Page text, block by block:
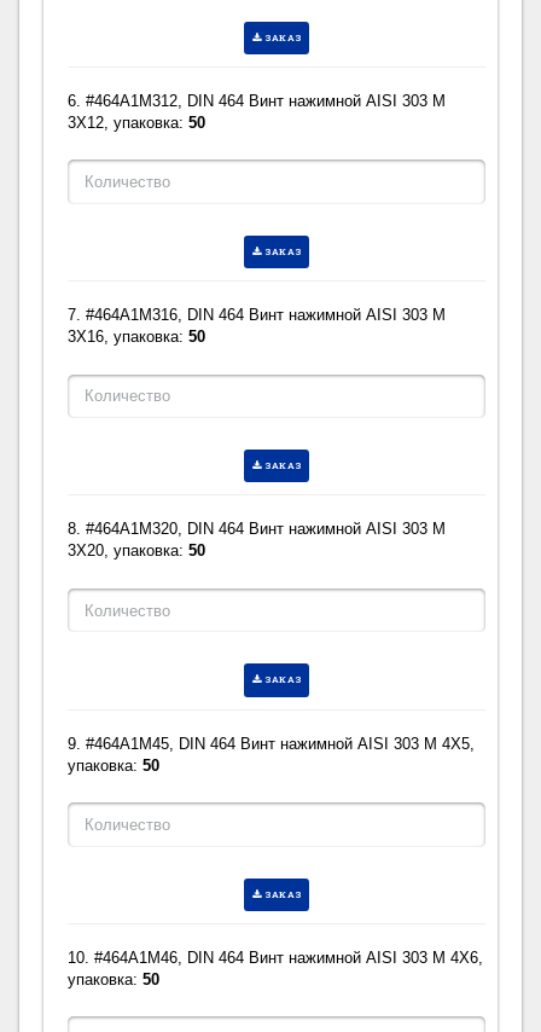
ЗАКАЗ
6. #464A1M312, DIN 464 Винт нажимной AISI 303 M
3X12, упаковка:50
ЗАКАЗ
7. #464A1M316, DIN 464 Винт нажимной AISI 303 M
3X16, упаковка:50
ЗАКАЗ
8. #464A1M320, DIN 464 Винт нажимной AISI 303 M
3X20, упаковка:50
ЗАКАЗ
9. #464A1M45, DIN 464 Винт нажимной AISI 303 M 4X5,
упаковка:50
ЗАКАЗ
10. #464A1M46, DIN 464 Винт нажимной AISI 303 M 4X6,
упаковка:50